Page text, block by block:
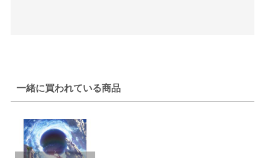
一緒に買われている商品